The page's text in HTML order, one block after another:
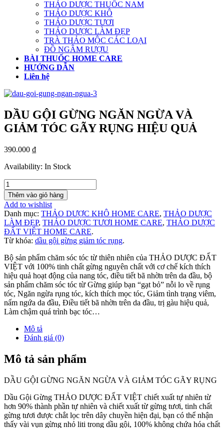
THẢO DƯỢC THUỐC NAM
THẢO DƯỢC KHÔ
THẢO DƯỢC TƯƠI
THẢO DƯỢC LÀM ĐẸP
TRÀ THẢO MỘC CÁC LOẠI
ĐỒ NGÂM RƯỢU
BÀI THUỐC HOME CARE
HƯỚNG DẪN
Liên hệ
DẦU GỘI GỪNG NGĂN NGỪA VÀ
GIẢM TÓC GÃY RỤNG HIỆU QUẢ
390.000 ₫
Availability: In Stock
Thêm vào giỏ hàng
Add to wishlist
Danh mục: THẢO DƯỢC KHÔ HOME CARE, THẢO DƯỢC
LÀM ĐẸP, THẢO DƯỢC TƯƠI HOME CARE, THẢO DƯỢC
ĐẤT VIỆT HOME CARE.
Từ khóa: dầu gội gừng giảm tóc rụng.
Bộ sản phẩm chăm sóc tóc từ thiên nhiên của THẢO DƯỢC ĐẤT
VIỆT với 100% tinh chất gừng nguyên chất với cơ chế kích thích
hiệu quả hoạt động của nang tóc, điều tiết bã nhờn trên da đầu, bộ
sản phẩm chăm sóc tóc từ Gừng giúp bạn “gạt bỏ” nỗi lo về rụng
tóc, Ngăn ngừa rụng tóc, kích thích mọc tóc, Giảm tình trạng viêm,
nấm ngứa da đầu, Điều tiết bã nhờn trên da đầu, trị gàu hiệu quả,
Làm chậm quá trình bạc tóc…
Mô tả
Đánh giá (0)
Mô tả sản phẩm
DẦU GỘI GỪNG NGĂN NGỪA VÀ GIẢM TÓC GÃY RỤNG
Dầu Gội Gừng THẢO DƯỢC ĐẤT VIỆT chiết xuất tự nhiên từ
hơn 90% thành phần tự nhiên và chiết xuất từ gừng tươi, tinh chất
gừng tươi được chắt lọc trên dây chuyền hiện đại, bạn có thể nhận
thấy vài vụn gừng nhỏ liti trong dầu gội, 100% không chứa hóa chất